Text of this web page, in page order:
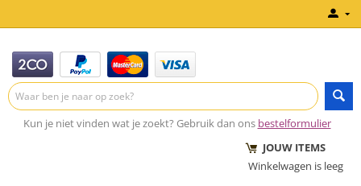
Kun je niet vinden wat je zoekt? Gebruik dan ons bestelformulier
JOUW ITEMS
Winkelwagen is leeg